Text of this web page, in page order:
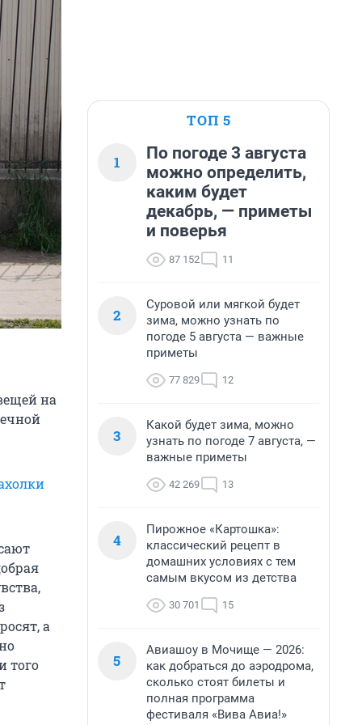
на
а
того
ТОП 5
1
По погоде 3 августа
можно определить,
каким будет
декабрь, — приметы
и поверья
87 152 11
2
Суровой или мягкой будет
зима, можно узнать по
погоде 5 августа — важные
приметы
77 829 12
3
Какой будет зима, можно
узнать по погоде 7 августа, —
важные приметы
42 269 13
4
Пирожное «Картошка»:
классический рецепт в
домашних условиях с тем
самым вкусом из детства
30 701 15
5
Авиашоу в Мочище — 2026:
как добраться до аэродрома,
сколько стоят билеты и
полная программа
фестиваля «Вива Авиа!»